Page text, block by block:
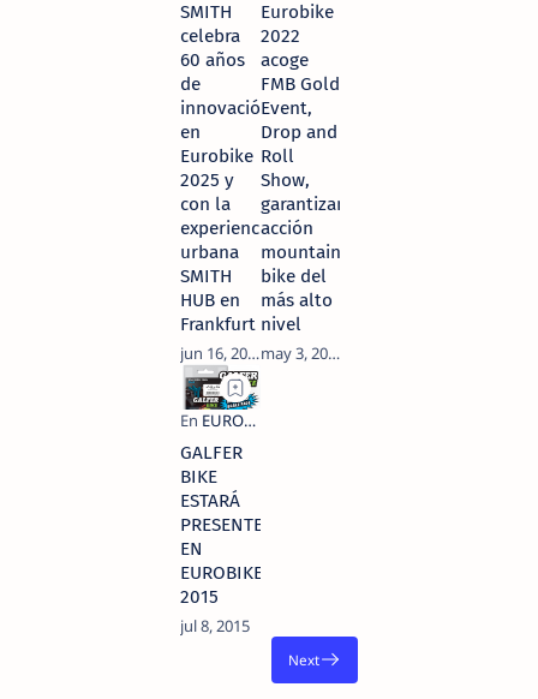
SMITH
celebra
60 años
de
innovación
en
Eurobike
2025 y
con la
experiencia
urbana
SMITH
HUB en
Frankfurt
Eurobike
2022
acoge
FMB Gold
Event,
Drop and
Roll
Show,
garantizando
acción
mountain
bike del
más alto
nivel
GALFER
BIKE
ESTARÁ
PRESENTE
EN
EUROBIKE
2015